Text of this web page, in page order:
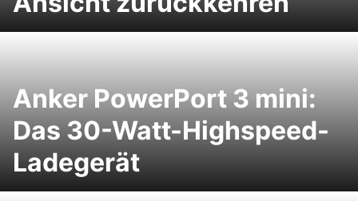
Anker PowerPort 3 mini:
Das 30-Watt-Highspeed-
Ladegerät